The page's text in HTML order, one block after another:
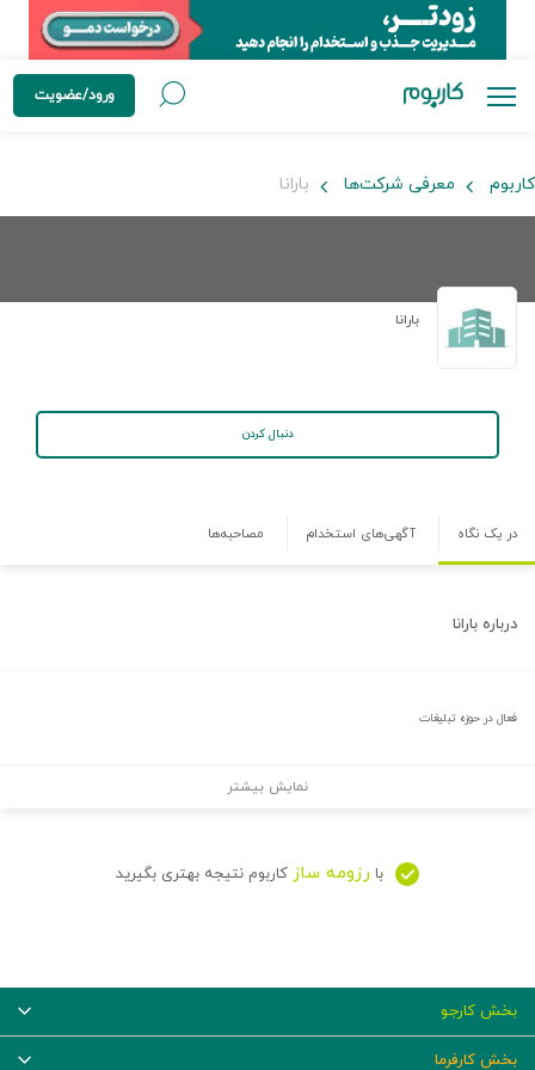
ورود/عضویت
کاربوم معرفی شرکت‌ها بارانا
بارانا
دنبال کردن
در یک نگاه آگهی‌های استخدام مصاحبه‌ها
درباره بارانا
فعال در حوزه تبلیغات
نمایش بیشتر
با رزومه ساز کاربوم نتیجه بهتری بگیرید
بخش کارجو
بخش کارفرما